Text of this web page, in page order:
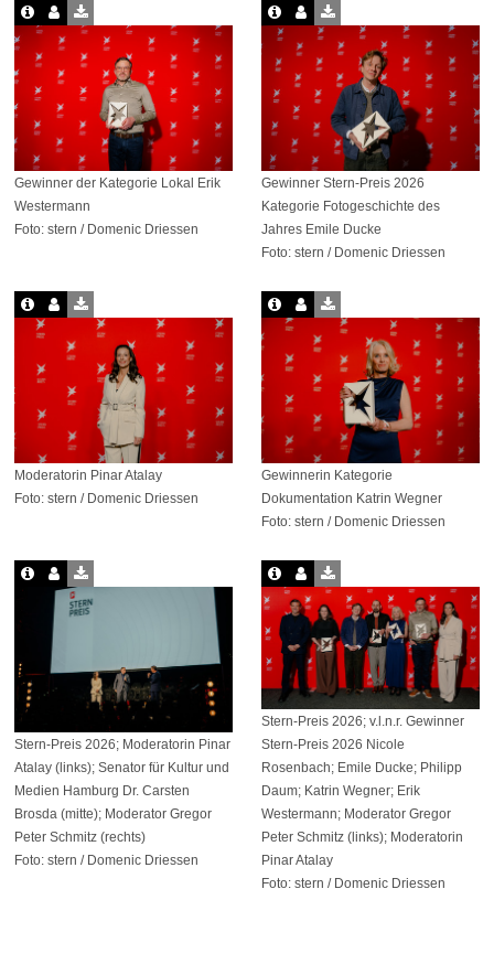
Gewinner der Kategorie Lokal Erik
Westermann
Foto: stern / Domenic Driessen
Gewinner Stern-Preis 2026
Kategorie Fotogeschichte des
Jahres Emile Ducke
Foto: stern / Domenic Driessen
Moderatorin Pinar Atalay
Foto: stern / Domenic Driessen
Gewinnerin Kategorie
Dokumentation Katrin Wegner
Foto: stern / Domenic Driessen
Stern-Preis 2026; Moderatorin Pinar
Atalay (links); Senator für Kultur und
Medien Hamburg Dr. Carsten
Brosda (mitte); Moderator Gregor
Peter Schmitz (rechts)
Foto: stern / Domenic Driessen
Stern-Preis 2026; v.l.n.r. Gewinner
Stern-Preis 2026 Nicole
Rosenbach; Emile Ducke; Philipp
Daum; Katrin Wegner; Erik
Westermann; Moderator Gregor
Peter Schmitz (links); Moderatorin
Pinar Atalay
Foto: stern / Domenic Driessen